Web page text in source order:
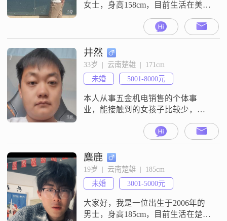
女士，身高158cm，目前生活在美丽
工作中勤奋努力，月收入在8001到
12000元之间。我认为自己最大的特
点是善解人意，总是能够理解他人
的想法和感受。在生活中，我温柔
体贴，善于照顾他人，让周围的人
感到温暖和舒适。此外，我也非常
独立自信，有自己的生活和追求。
井然
33岁  |  云南楚雄  |  171cm
未婚
5001-8000元
本人从事五金机电销售的个体事
业，能接触到的女孩子比较少，希
向的女孩子一起奋斗。
麋鹿
19岁  |  云南楚雄  |  185cm
未婚
3001-5000元
大家好，我是一位出生于2006年的
男士，身高185cm，目前生活在楚雄